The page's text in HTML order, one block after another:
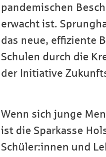
pandemischen
erwacht ist.
das neue, effiziente
Schulen durch die
der Initiative
Wenn sich junge
ist die Sparkasse
Schüler:innen und